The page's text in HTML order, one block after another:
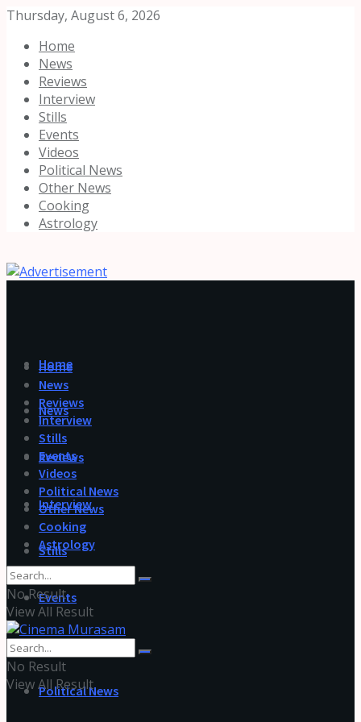
Thursday, August 6, 2026
Home
News
Reviews
Interview
Stills
Events
Videos
Political News
Other News
Cooking
Astrology
Home
News
Reviews
Interview
Stills
Events
Videos
Political News
Home
News
Reviews
Interview
Stills
Events
Videos
Political News
Other News
Cooking
Astrology
No Result
View All Result
No Result
View All Result